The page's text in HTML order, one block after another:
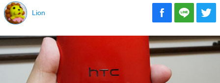
Lion